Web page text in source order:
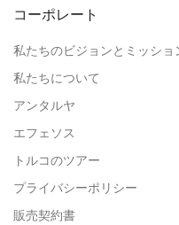
Mason D.
コーポレート
私たちのビジョンとミッショ
私たちについて
アンタルヤ
エフェソス
トルコのツアー
プライバシーポリシー
販売契約書